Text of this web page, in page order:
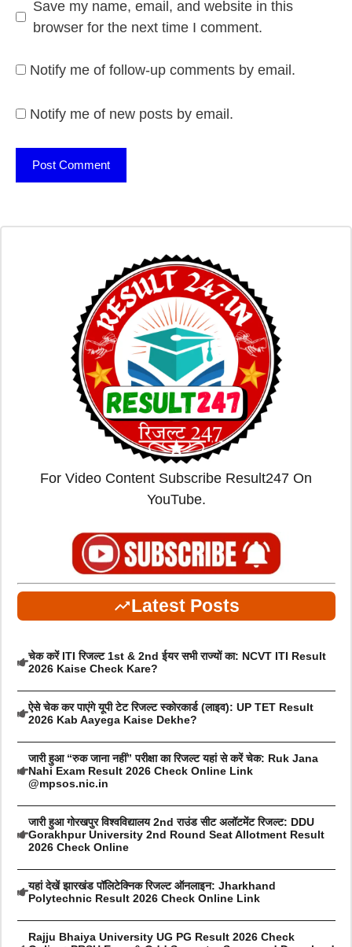
Save my name, email, and website in this
browser for the next time I comment.
Notify me of follow-up comments by email.
Notify me of new posts by email.
For Video Content Subscribe Result247 On
YouTube.
Latest Posts
चेक करें ITI रिजल्ट 1st & 2nd ईयर सभी राज्यों का: NCVT ITI Result
2026 Kaise Check Kare?
ऐसे चेक कर पाएंगे यूपी टेट रिजल्ट स्कोरकार्ड (लाइव): UP TET Result
2026 Kab Aayega Kaise Dekhe?
जारी हुआ “रुक जाना नहीं” परीक्षा का रिजल्ट यहां से करें चेक: Ruk Jana
Nahi Exam Result 2026 Check Online Link
@mpsos.nic.in
जारी हुआ गोरखपुर विश्वविद्यालय 2nd राउंड सीट अलॉटमेंट रिजल्ट: DDU
Gorakhpur University 2nd Round Seat Allotment Result
2026 Check Online
यहां देखें झारखंड पॉलिटेक्निक रिजल्ट ऑनलाइन: Jharkhand
Polytechnic Result 2026 Check Online Link
Rajju Bhaiya University UG PG Result 2026 Check